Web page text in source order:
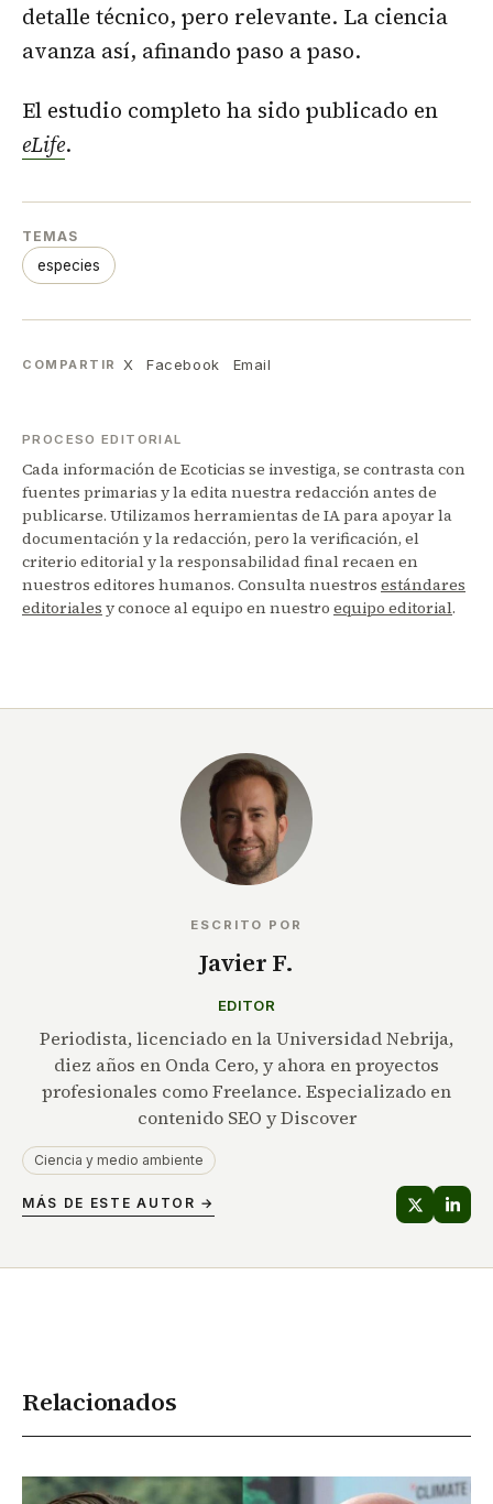
detalle técnico, pero relevante. La ciencia
avanza así, afinando paso a paso.
El estudio completo ha sido publicado en
eLife.
TEMAS
especies
COMPARTIR X Facebook Email
PROCESO EDITORIAL
Cada información de Ecoticias se investiga, se contrasta con
fuentes primarias y la edita nuestra redacción antes de
publicarse. Utilizamos herramientas de IA para apoyar la
documentación y la redacción, pero la verificación, el
criterio editorial y la responsabilidad final recaen en
nuestros editores humanos. Consulta nuestros estándares
editoriales y conoce al equipo en nuestro equipo editorial.
ESCRITO POR
Javier F.
EDITOR
Periodista, licenciado en la Universidad Nebrija,
diez años en Onda Cero, y ahora en proyectos
profesionales como Freelance. Especializado en
contenido SEO y Discover
Ciencia y medio ambiente
MÁS DE ESTE AUTOR →
Relacionados